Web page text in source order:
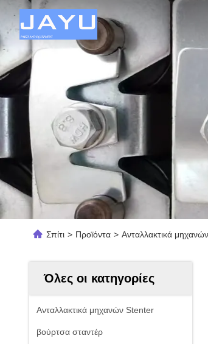
Σπίτι > Προϊόντα > Ανταλλακτικά
Όλες οι κατηγορίες
Ανταλλακτικά μηχανών Stenter
βούρτσα σταντέρ